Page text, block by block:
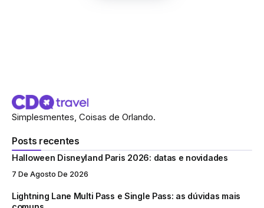
Simplesmentes, Coisas de Orlando.
Posts recentes
Halloween Disneyland Paris 2026: datas e novidades
7 De Agosto De 2026
Lightning Lane Multi Pass e Single Pass: as dúvidas mais